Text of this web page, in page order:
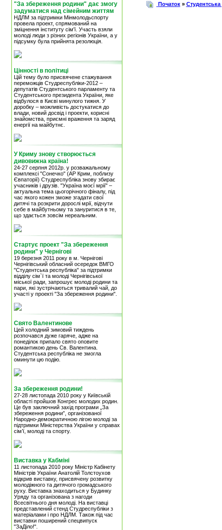
"За збереження родини" дає змогу
задуматися над сімейним життям
НДЛМ за підтримки Мінмолодьспорту
провела проект, спрямований на
зміцнення інституту сім'ї. Участь взяли
молоді люди з різних регіонів України, а у
підсумку була прийнята резолюція.
Цінності в політиці
Цій тему було присвячене стажування
переможців Студреспубліки-2012 –
депутатів Студентського парламенту та
Студентського президента України, яке
відбулося в Києві минулого тижня. У
доробку – можливість достукатися до
влади, новий досвід і проекти, корисні
знайомства, приємні враження та заряд
енергії на майбутнє.
У Криму знову створюється
дивовижна країна!
24-27 серпня 2012р. у розважальному
комплексі "Сонечко" (АР Крим, поблизу
Євпаторії) Студреспубліка знову збирає
учасників і друзів. "Україна моєї мрії" –
актуальна тема цьогорічного фіналу, під
час якого кожен зможе згадати свої
дитячі та розкрити дорослі мрії, відчути
себе в майбутньому та зануритися в те,
що здається зовсім нереальним.
Стартує проект "За збереження
родини" у Чернігові
19 березня 2011 року в м. Чернігові
Чернігівський обласний осередок ВМГО
"Студентська республіка" за підтримки
відділу сім`ї та молоді Чернігівської
міської ради, запрошує молоді родини та
пари, які зустрічаються тривалий чай, до
участі у проекті "За збереження родини".
Свято Валентинове
Цей холодний зимовий тиждень
розпочався дуже гаряче, адже на
понеділок припало свято оповите
романтикою день Св. Валентина.
Студентська республіка не змогла
оминути цю подію.
За збереження родини!
27-28 листопада 2010 року у Київській
області пройшов Конгрес молодих родин.
Це був заключний захід програми „За
збереження родини”, організованої
Народно-демократичною лігою молоді за
підтримки Міністерства України у справах
сім’ї, молоді та спорту.
Виставка у Кабміні
11 листопада 2010 року Міністр Кабінету
Міністрів України Анатолій Толстоухов
відкрив виставку, присвячену розвитку
молодіжного та дитячого громадського
руху. Виставка знаходиться у Будинку
Уряду та організована з нагоди
Всесвітнього дня молоді. На виставці
представлений стенд Студреспубліки з
матеріалами і про НДЛМ. Також під час
виставки поширений спецвипуск
"ЗаДіло!".
Початок» Студентська